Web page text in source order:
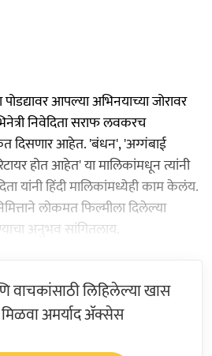
आपल्या अभिनयाच्या जोरावर
निवेदिता सराफ लवकरच
दिसणार आहेत. 'बंधन', 'अग्गंबाई
होत आहेत' या मालिकांमधून त्यांनी
यांनी हिंदी मालिकांमध्येही काम केलंय.
लोकमत फिल्मीला दिलेल्या
अनुभव सांगितलाय.
वाचकांसाठी लिहिलेल्या खास
अमर्याद ॲक्सेस